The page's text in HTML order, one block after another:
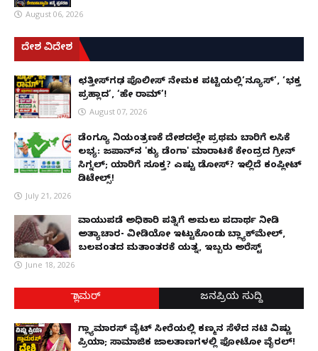
August 06, 2026
ದೇಶ ವಿದೇಶ
ಛತ್ತೀಸ್‌ಗಢ ಪೊಲೀಸ್ ನೇಮಕ ಪಟ್ಟಿಯಲ್ಲಿ‘ನ್ಯೂಸ್’, ‘ಭಕ್ತ
ಪ್ರಹ್ಲಾದ’, ‘ಹೇ ರಾಮ್’!
August 07, 2026
ಡೆಂಗ್ಯೂ ನಿಯಂತ್ರಣಕ್ಕೆ ದೇಶದಲ್ಲೇ ಪ್ರಥಮ ಬಾರಿಗೆ ಲಸಿಕೆ
ಲಭ್ಯ: ಜಪಾನ್‌ನ 'ಕ್ಯು ಡೆಂಗಾ' ಮಾರಾಟಕ್ಕೆ ಕೇಂದ್ರದ ಗ್ರೀನ್
ಸಿಗ್ನಲ್; ಯಾರಿಗೆ ಸೂಕ್ತ? ಎಷ್ಟು ಡೋಸ್? ಇಲ್ಲಿದೆ ಕಂಪ್ಲೀಟ್
ಡಿಟೇಲ್ಸ್!
July 21, 2026
ವಾಯುಪಡೆ ಅಧಿಕಾರಿ ಪತ್ನಿಗೆ ಅಮಲು ಪದಾರ್ಥ ನೀಡಿ
ಅತ್ಯಾಚಾರ- ವೀಡಿಯೋ ಇಟ್ಟುಕೊಂಡು ಬ್ಲ್ಯಾಕ್‌ಮೇಲ್,
ಬಲವಂತದ ಮತಾಂತರಕ್ಕೆ ಯತ್ನ, ಇಬ್ಬರು ಅರೆಸ್ಟ್
June 18, 2026
ಗ್ಲಾಮರ್ ಜನಪ್ರಿಯ ಸುದ್ದಿ
ಗ್ಲ್ಯಾಮಾರಸ್ ವೈಟ್‌ ಸೀರೆಯಲ್ಲಿ ಕಣ್ಮನ ಸೆಳೆದ ನಟಿ ವಿಷ್ಣು
ಪ್ರಿಯಾ; ಸಾಮಾಜಿಕ ಜಾಲತಾಣಗಳಲ್ಲಿ ಫೋಟೋ ವೈರಲ್!